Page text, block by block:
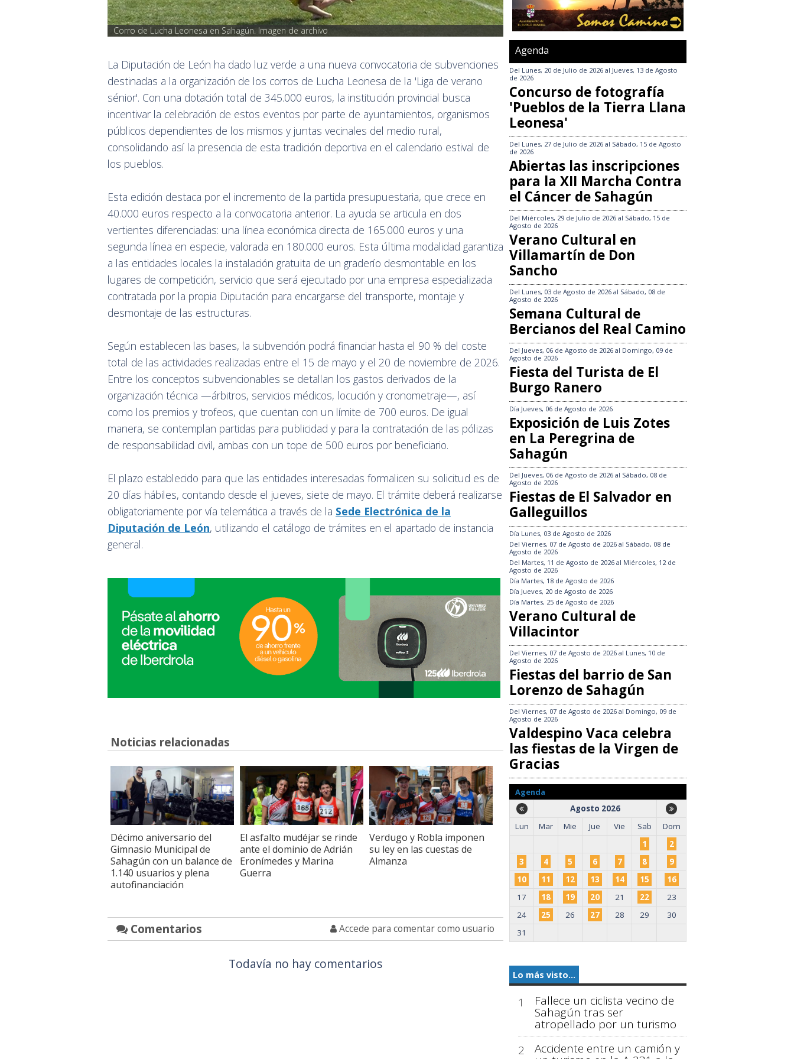
Corro de Lucha Leonesa en Sahagún. Imagen de archivo
La Diputación de León ha dado luz verde a una nueva convocatoria de subvenciones
destinadas a la organización de los corros de Lucha Leonesa de la 'Liga de verano
sénior'. Con una dotación total de 345.000 euros, la institución provincial busca
incentivar la celebración de estos eventos por parte de ayuntamientos, organismos
públicos dependientes de los mismos y juntas vecinales del medio rural,
consolidando así la presencia de esta tradición deportiva en el calendario estival de
los pueblos.
Esta edición destaca por el incremento de la partida presupuestaria, que crece en
40.000 euros respecto a la convocatoria anterior. La ayuda se articula en dos
vertientes diferenciadas: una línea económica directa de 165.000 euros y una
segunda línea en especie, valorada en 180.000 euros. Esta última modalidad garantiza
a las entidades locales la instalación gratuita de un graderío desmontable en los
lugares de competición, servicio que será ejecutado por una empresa especializada
contratada por la propia Diputación para encargarse del transporte, montaje y
desmontaje de las estructuras.
Según establecen las bases, la subvención podrá financiar hasta el 90 % del coste
total de las actividades realizadas entre el 15 de mayo y el 20 de noviembre de 2026.
Entre los conceptos subvencionables se detallan los gastos derivados de la
organización técnica —árbitros, servicios médicos, locución y cronometraje—, así
como los premios y trofeos, que cuentan con un límite de 700 euros. De igual
manera, se contemplan partidas para publicidad y para la contratación de las pólizas
de responsabilidad civil, ambas con un tope de 500 euros por beneficiario.
El plazo establecido para que las entidades interesadas formalicen su solicitud es de
20 días hábiles, contando desde el jueves, siete de mayo. El trámite deberá realizarse
obligatoriamente por vía telemática a través de la Sede Electrónica de la
Diputación de León, utilizando el catálogo de trámites en el apartado de instancia
general.
Noticias relacionadas
Décimo aniversario del
Gimnasio Municipal de
Sahagún con un balance de
1.140 usuarios y plena
autofinanciación
El asfalto mudéjar se rinde
ante el dominio de Adrián
Eronímedes y Marina
Guerra
Verdugo y Robla imponen
su ley en las cuestas de
Almanza
Comentarios Accede para comentar como usuario
Todavía no hay comentarios
Agenda
Del Lunes, 20 de Julio de 2026 al Jueves, 13 de Agosto
de 2026
Concurso de fotografía
'Pueblos de la Tierra Llana
Leonesa'
Del Lunes, 27 de Julio de 2026 al Sábado, 15 de Agosto
de 2026
Abiertas las inscripciones
para la XII Marcha Contra
el Cáncer de Sahagún
Del Miércoles, 29 de Julio de 2026 al Sábado, 15 de
Agosto de 2026
Verano Cultural en
Villamartín de Don
Sancho
Del Lunes, 03 de Agosto de 2026 al Sábado, 08 de
Agosto de 2026
Semana Cultural de
Bercianos del Real Camino
Del Jueves, 06 de Agosto de 2026 al Domingo, 09 de
Agosto de 2026
Fiesta del Turista de El
Burgo Ranero
Día Jueves, 06 de Agosto de 2026
Exposición de Luis Zotes
en La Peregrina de
Sahagún
Del Jueves, 06 de Agosto de 2026 al Sábado, 08 de
Agosto de 2026
Fiestas de El Salvador en
Galleguillos
Día Lunes, 03 de Agosto de 2026
Del Viernes, 07 de Agosto de 2026 al Sábado, 08 de
Agosto de 2026
Del Martes, 11 de Agosto de 2026 al Miércoles, 12 de
Agosto de 2026
Día Martes, 18 de Agosto de 2026
Día Jueves, 20 de Agosto de 2026
Día Martes, 25 de Agosto de 2026
Verano Cultural de
Villacintor
Del Viernes, 07 de Agosto de 2026 al Lunes, 10 de
Agosto de 2026
Fiestas del barrio de San
Lorenzo de Sahagún
Del Viernes, 07 de Agosto de 2026 al Domingo, 09 de
Agosto de 2026
Valdespino Vaca celebra
las fiestas de la Virgen de
Gracias
Agenda
Agosto 2026
Lun
Mar Mie Jue Vie Sab
Dom
1
2
3
4 5 6 7 8
9
10
11 12 13 14 15
16
17
18 19 20 21 22
23
24
25 26 27 28 29
30
31
Lo más visto...
1 Fallece un ciclista vecino de
Sahagún tras ser
atropellado por un turismo
2
Accidente entre un camión y